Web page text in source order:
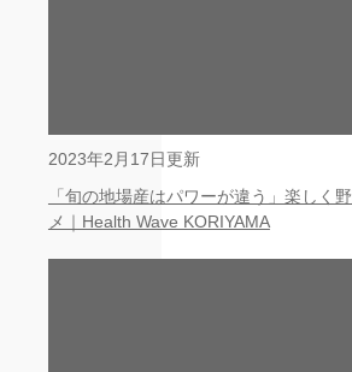
2023年2月17日更新
「旬の地場産はパワーが違う」楽しく
メ｜Health Wave KORIYAMA